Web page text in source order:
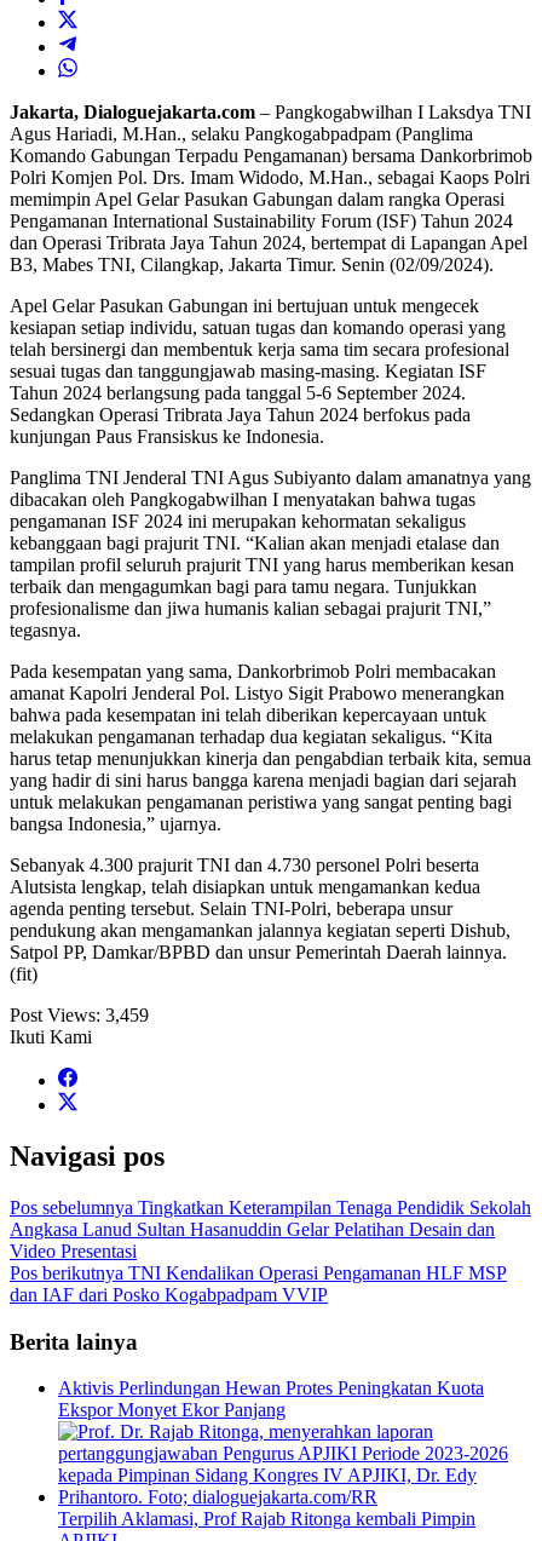
Jakarta, Dialoguejakarta.com – Pangkogabwilhan I Laksdya TNI
Agus Hariadi, M.Han., selaku Pangkogabpadpam (Panglima
Komando Gabungan Terpadu Pengamanan) bersama Dankorbrimob
Polri Komjen Pol. Drs. Imam Widodo, M.Han., sebagai Kaops Polri
memimpin Apel Gelar Pasukan Gabungan dalam rangka Operasi
Pengamanan International Sustainability Forum (ISF) Tahun 2024
dan Operasi Tribrata Jaya Tahun 2024, bertempat di Lapangan Apel
B3, Mabes TNI, Cilangkap, Jakarta Timur. Senin (02/09/2024).
Apel Gelar Pasukan Gabungan ini bertujuan untuk mengecek
kesiapan setiap individu, satuan tugas dan komando operasi yang
telah bersinergi dan membentuk kerja sama tim secara profesional
sesuai tugas dan tanggungjawab masing-masing. Kegiatan ISF
Tahun 2024 berlangsung pada tanggal 5-6 September 2024.
Sedangkan Operasi Tribrata Jaya Tahun 2024 berfokus pada
kunjungan Paus Fransiskus ke Indonesia.
Panglima TNI Jenderal TNI Agus Subiyanto dalam amanatnya yang
dibacakan oleh Pangkogabwilhan I menyatakan bahwa tugas
pengamanan ISF 2024 ini merupakan kehormatan sekaligus
kebanggaan bagi prajurit TNI. “Kalian akan menjadi etalase dan
tampilan profil seluruh prajurit TNI yang harus memberikan kesan
terbaik dan mengagumkan bagi para tamu negara. Tunjukkan
profesionalisme dan jiwa humanis kalian sebagai prajurit TNI,”
tegasnya.
Pada kesempatan yang sama, Dankorbrimob Polri membacakan
amanat Kapolri Jenderal Pol. Listyo Sigit Prabowo menerangkan
bahwa pada kesempatan ini telah diberikan kepercayaan untuk
melakukan pengamanan terhadap dua kegiatan sekaligus. “Kita
harus tetap menunjukkan kinerja dan pengabdian terbaik kita, semua
yang hadir di sini harus bangga karena menjadi bagian dari sejarah
untuk melakukan pengamanan peristiwa yang sangat penting bagi
bangsa Indonesia,” ujarnya.
Sebanyak 4.300 prajurit TNI dan 4.730 personel Polri beserta
Alutsista lengkap, telah disiapkan untuk mengamankan kedua
agenda penting tersebut. Selain TNI-Polri, beberapa unsur
pendukung akan mengamankan jalannya kegiatan seperti Dishub,
Satpol PP, Damkar/BPBD dan unsur Pemerintah Daerah lainnya.
(fit)
Post Views: 3,459
Ikuti Kami
Navigasi pos
Pos sebelumnya Tingkatkan Keterampilan Tenaga Pendidik Sekolah
Angkasa Lanud Sultan Hasanuddin Gelar Pelatihan Desain dan
Video Presentasi
Pos berikutnya TNI Kendalikan Operasi Pengamanan HLF MSP
dan IAF dari Posko Kogabpadpam VVIP
Berita lainya
Aktivis Perlindungan Hewan Protes Peningkatan Kuota
Ekspor Monyet Ekor Panjang
Terpilih Aklamasi, Prof Rajab Ritonga kembali Pimpin